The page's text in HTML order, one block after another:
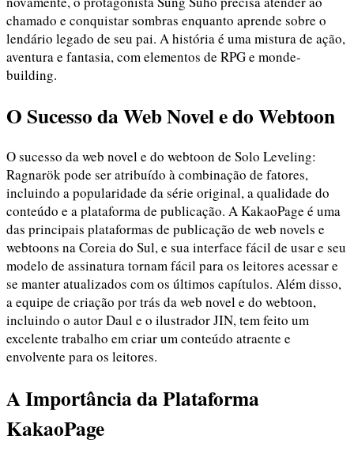
chamado e conquistar sombras enquanto aprende sobre o
lendário legado de seu pai. A história é uma mistura de ação,
aventura e fantasia, com elementos de RPG e monde-
building.
O Sucesso da Web Novel e do Webtoon
O sucesso da web novel e do webtoon de Solo Leveling:
Ragnarök pode ser atribuído à combinação de fatores,
incluindo a popularidade da série original, a qualidade do
conteúdo e a plataforma de publicação. A KakaoPage é uma
das principais plataformas de publicação de web novels e
webtoons na Coreia do Sul, e sua interface fácil de usar e seu
modelo de assinatura tornam fácil para os leitores acessar e
se manter atualizados com os últimos capítulos. Além disso,
a equipe de criação por trás da web novel e do webtoon,
incluindo o autor Daul e o ilustrador JIN, tem feito um
excelente trabalho em criar um conteúdo atraente e
envolvente para os leitores.
A Importância da Plataforma
KakaoPage